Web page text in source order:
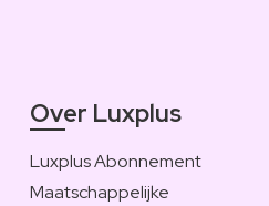
Over Luxplus
Luxplus Abonnement
Maatschappelijke